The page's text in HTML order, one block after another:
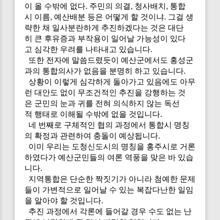
이 올 수밖에 없다. 주민의 의결, 청사배치, 통합
시 이름, 예산배분 등은 어떻게 할 것이냐. 그걸 생
략한 채 일사분란하게 추진하겠다는 것은 대단
히 큰 후유증과 부작용이 일어날 가능성이 있다
고 심각한 우려를 나타내고 있습니다.
또한 전자에 말씀드렸듯이 예산군에서도 홍성군
과의 통합의사가 없음을 분명히 하고 있습니다.
상황이 이렇게 심각하게 돌아가고 있음에도 아무
런 대안도 없이 무조건적인 추진을 강행하는 것
은 군민의 눈과 귀를 전혀 의식하지 않는 독선
적 행태로 이해될 수밖에 없을 것입니다.
네 번째로 구체적인 협의 과정에서 통합시 명칭
의 확정과 관련하여 충돌이 예상됩니다.
이미 우리는 도청신도시의 명칭을 홍주시로 거론
하였다가 예산군민들의 여론 역풍을 맞은 바 있습
니다.
지역통합은 단순한 짝짓기가 아니라 첨예한 문제
들이 가변적으로 일어날 수 있는 복잡다난한 일임
을 알아야 할 것입니다.
추진 과정에서 각론에 들어갈 경우 수도 없는 난